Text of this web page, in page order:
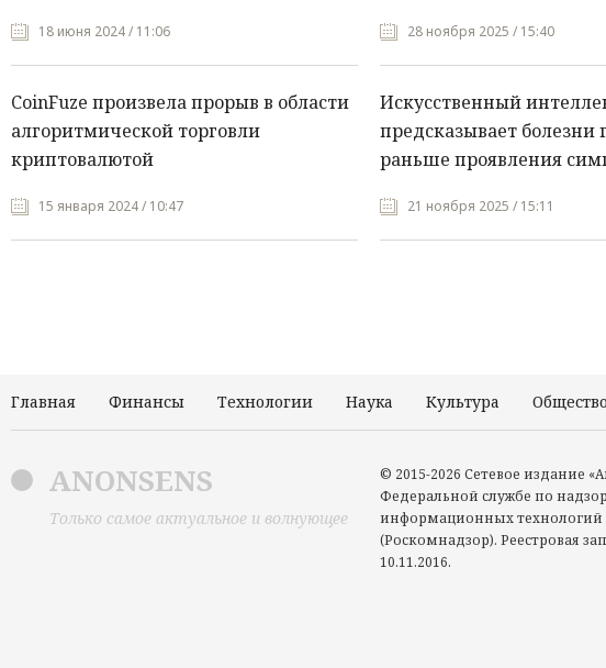
18 июня 2024 / 11:06
CoinFuze произвела прорыв в области
алгоритмической торговли
криптовалютой
15 января 2024 / 10:47
28 ноября 2025 / 15:40
Искусственный
предсказывает болезни
раньше проявления
21 ноября 2025 / 15:11
Главная Финансы Технологии Наука Культура Общество
ANONSENS
Только самое актуальное и волнующее
© 2015-2026 Сетевое издание
Федеральной службе по
информационных
(Роскомнадзор). Реестровая
10.11.2016.